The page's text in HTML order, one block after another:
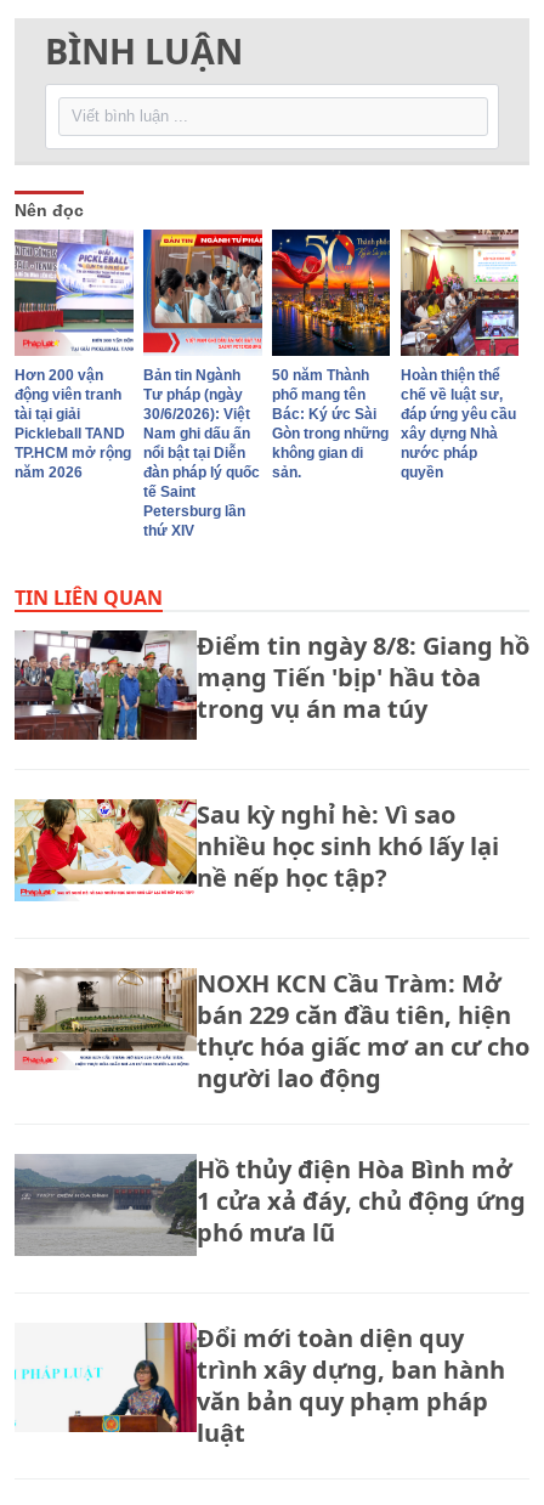
BÌNH LUẬN
Nên đọc
Hơn 200 vận
động viên tranh
tài tại giải
Pickleball TAND
TP.HCM mở rộng
năm 2026
Bản tin Ngành
Tư pháp (ngày
30/6/2026): Việt
Nam ghi dấu ấn
nổi bật tại Diễn
đàn pháp lý quốc
tế Saint
Petersburg lần
thứ XIV
50 năm Thành
phố mang tên
Bác: Ký ức Sài
Gòn trong những
không gian di
sản.
Hoàn thiện thể
chế về luật sư,
đáp ứng yêu cầu
xây dựng Nhà
nước pháp
quyền
TIN LIÊN QUAN
Điểm tin ngày 8/8: Giang hồ
mạng Tiến 'bịp' hầu tòa
trong vụ án ma túy
Sau kỳ nghỉ hè: Vì sao
nhiều học sinh khó lấy lại
nề nếp học tập?
NOXH KCN Cầu Tràm: Mở
bán 229 căn đầu tiên, hiện
thực hóa giấc mơ an cư cho
người lao động
Hồ thủy điện Hòa Bình mở
1 cửa xả đáy, chủ động ứng
phó mưa lũ
Đổi mới toàn diện quy
trình xây dựng, ban hành
văn bản quy phạm pháp
luật